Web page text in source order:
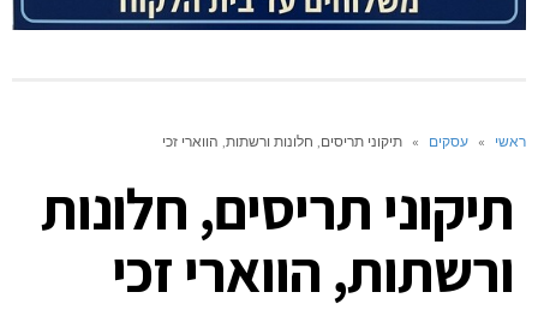
ראשי » עסקים » תיקוני תריסים, חלונות ורשתות, הווארי זכי
תיקוני תריסים, חלונות
ורשתות, הווארי זכי